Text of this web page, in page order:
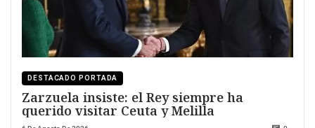
DESTACADO PORTADA
Zarzuela insiste: el Rey siempre ha
querido visitar Ceuta y Melilla